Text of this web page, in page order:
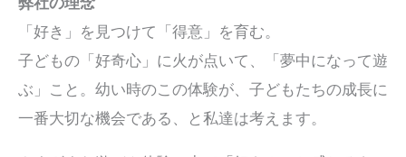
「好き」を見つけて「得意」を育む。
子どもの「好奇心」に火が点いて、「夢中になって遊
ぶ」こと。幼い時のこの体験が、子どもたちの成長に
一番大切な機会である、と私達は考えます。